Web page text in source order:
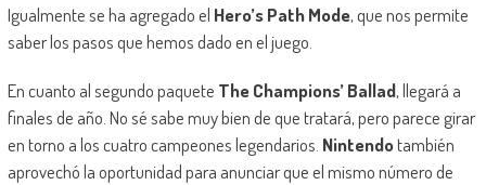
Igualmente se ha agregado el Hero’s Path Mode, que nos permite
saber los pasos que hemos dado en el juego.
En cuanto al segundo paquete The Champions’ Ballad, llegará a
finales de año. No sé sabe muy bien de que tratará, pero parece girar
en torno a los cuatro campeones legendarios. Nintendotambién
aprovechó la oportunidad para anunciar que el mismo número de